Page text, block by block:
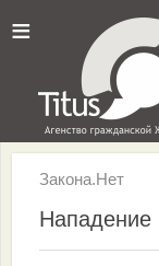
≡
Закона.Нет